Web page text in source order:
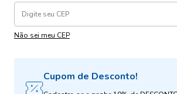
Não sei meu CEP
Cupom de Desconto!